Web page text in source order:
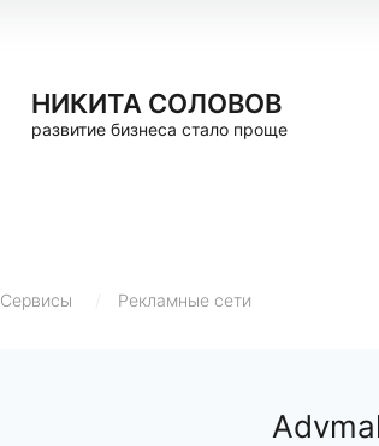
НИКИТА СОЛОВОВ
развитие бизнеса стало проще
Сервисы Рекламные сети